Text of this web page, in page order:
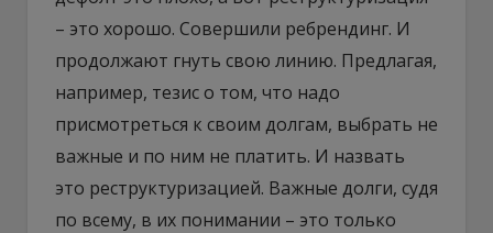
– это хорошо. Совершили ребрендинг. И
продолжают гнуть свою линию. Предлагая,
например, тезис о том, что надо
присмотреться к своим долгам, выбрать не
важные и по ним не платить. И назвать
это реструктуризацией. Важные долги, судя
по всему, в их понимании – это только